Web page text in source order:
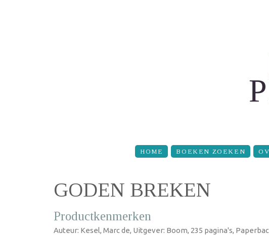
HOME BOEKEN ZOEKEN
GODEN BREKEN
Productkenmerken
Auteur: Kesel, Marc de, Uitgever: Boom, 235 pagina's,